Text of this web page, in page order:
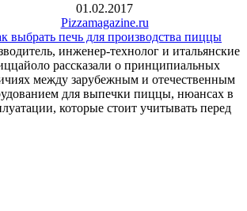
01.02.2017
Рizzamagazine.ru
выбрать печь для производства пиццы
инженер-технолог и итальянские
рассказали о принципиальных
между зарубежным и отечественным
для выпечки пиццы, нюансах в
которые стоит учитывать перед